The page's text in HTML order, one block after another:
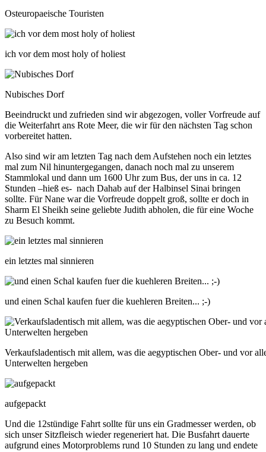
Osteuropaeische Touristen
ich vor dem most holy of holiest
Nubisches Dorf
Beeindruckt und zufrieden sind wir abgezogen, voller Vorfreude auf
die Weiterfahrt ans Rote Meer, die wir für den nächsten Tag schon
vorbereitet hatten.
Also sind wir am letzten Tag nach dem Aufstehen noch ein letztes
mal zum Nil hinuntergegangen, danach noch mal zu unserem
Stammlokal und dann um 1600 Uhr zum Bus, der uns in ca. 12
Stunden –hieß es- nach Dahab auf der Halbinsel Sinai bringen
sollte. Für Nane war die Vorfreude doppelt groß, sollte er doch in
Sharm El Sheikh seine geliebte Judith abholen, die für eine Woche
zu Besuch kommt.
ein letztes mal sinnieren
und einen Schal kaufen fuer die kuehleren Breiten... ;-)
Verkaufsladentisch mit allem, was die aegyptischen Ober- und vor
Unterwelten hergeben
aufgepackt
Und die 12stündige Fahrt sollte für uns ein Gradmesser werden, ob
sich unser Sitzfleisch wieder regeneriert hat. Die Busfahrt dauerte
aufgrund eines Motorproblems rund 10 Stunden zu lang und endete